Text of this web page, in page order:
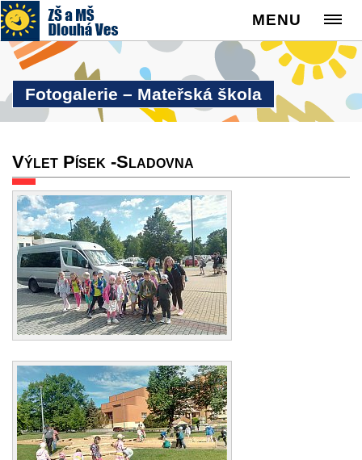
MENU
Fotogalerie – Mateřská škola
Výlet Písek -Sladovna